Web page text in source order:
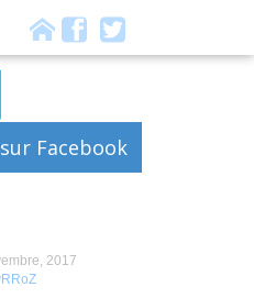
Facebook
2017